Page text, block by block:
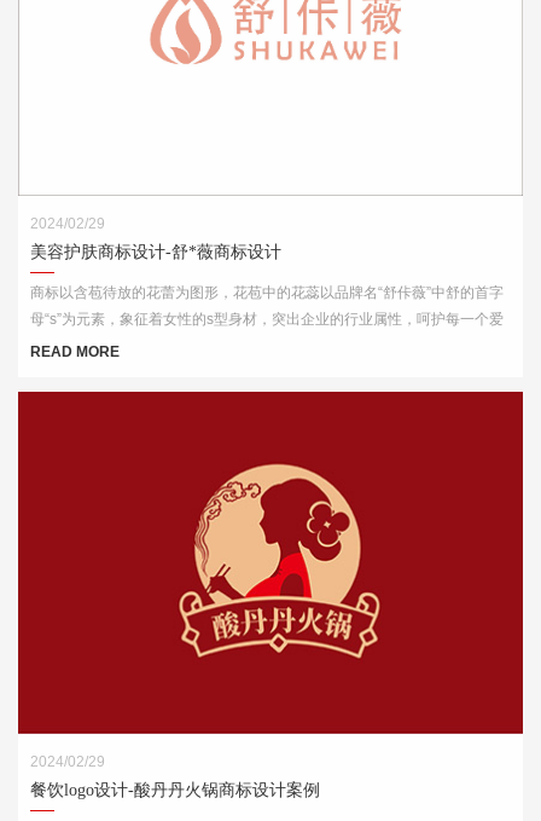
2024/02/29
美容护肤商标设计-舒*薇商标设计
商标以含苞待放的花蕾为图形，花苞中的花蕊以品牌名“舒佧薇”中舒的首字
母“s”为元素，象征着女性的s型身材，突出企业的行业属性，呵护每一个爱
美的你。
READ MORE
2024/02/29
餐饮logo设计-酸丹丹火锅商标设计案例